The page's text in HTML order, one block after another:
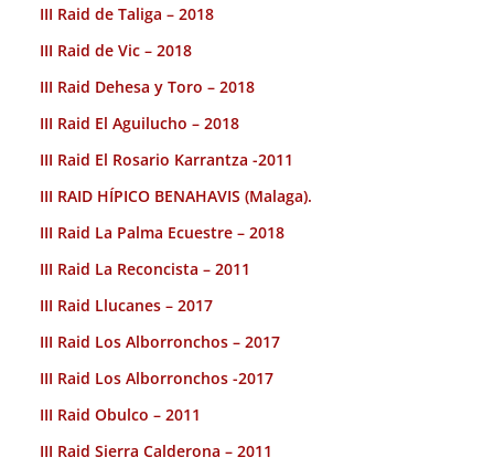
III Raid de Taliga – 2018
III Raid de Vic – 2018
III Raid Dehesa y Toro – 2018
III Raid El Aguilucho – 2018
III Raid El Rosario Karrantza -2011
III RAID HÍPICO BENAHAVIS (Malaga).
III Raid La Palma Ecuestre – 2018
III Raid La Reconcista – 2011
III Raid Llucanes – 2017
III Raid Los Alborronchos – 2017
III Raid Los Alborronchos -2017
III Raid Obulco – 2011
III Raid Sierra Calderona – 2011